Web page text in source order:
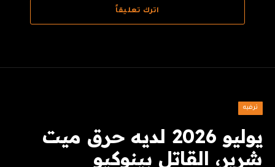
اترك تعليقاً
ترفيه
يوليو 2026 لديه حرق ميت
شرير، القاتل بينوكيو